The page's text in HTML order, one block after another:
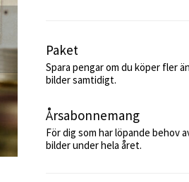
Paket
Spara pengar om du köper fler
bilder samtidigt.
Årsabonnemang
För dig som har löpande behov
bilder under hela året.